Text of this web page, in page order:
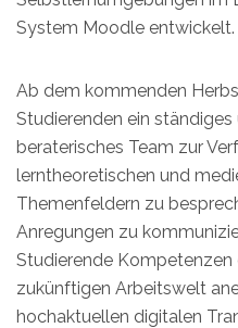
System Moodle entwickelt.
Ab dem kommenden
Studierenden ein ständiges
beraterisches Team zur
lerntheoretischen und
Themenfeldern zu
Anregungen zu
Studierende Kompetenzen
zukünftigen Arbeitswelt
hochaktuellen digitalen